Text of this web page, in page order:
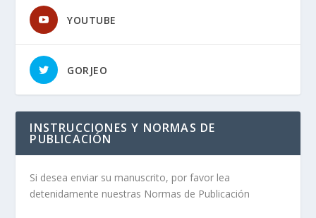
YOUTUBE
GORJEO
INSTRUCCIONES Y NORMAS DE
PUBLICACIÓN
Si desea enviar su manuscrito, por favor lea
detenidamente nuestras Normas de Publicación